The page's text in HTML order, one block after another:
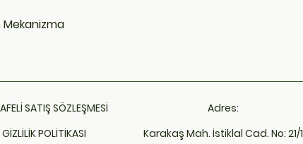
Mekanizma
SATIŞ SÖZLEŞMESİ
GİZLİLİK POLİTİKASI
Adres:
Karakaş Mah. İstiklal Cad. No: 21/1